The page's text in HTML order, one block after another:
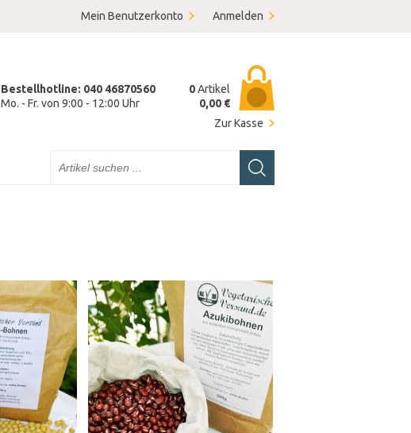
Mein Benutzerkonto Anmelden
Bestellhotline: 040 46870560
Mo. - Fr. von 9:00 - 12:00 Uhr
0Artikel
0,00 €
Zur Kasse